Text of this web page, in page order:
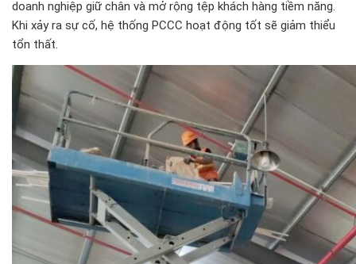
doanh nghiệp giữ chân và mở rộng tệp khách hàng tiềm năng.
Khi xảy ra sự cố, hệ thống PCCC hoạt động tốt sẽ giảm thiểu
tổn thất.